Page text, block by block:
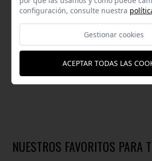
DESCRIPCIÓN
Medidas: 25.0 x 10.0x 16.0 cm. (largo x alto x
NUESTROS FAVORITOS PARA
configuración, consulte nuestra
Gestionar cookies
ACEPTAR TODAS LAS